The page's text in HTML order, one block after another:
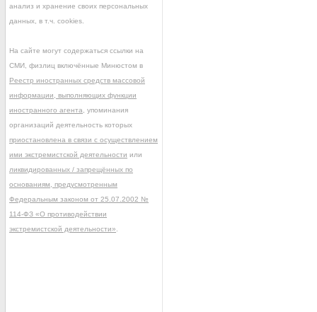
анализ и хранение своих персональных
данных, в т.ч. cookies.
На сайте могут содержаться ссылки на
СМИ, физлиц включённые Минюстом в
Реестр иностранных средств массовой
информации, выполняющих функции
иностранного агента , упоминания
организаций деятельность которых
приостановлена в связи с осуществлением
ими экстремистской деятельности или
ликвидированных / запрещённых по
основаниям, предусмотренным
Федеральным законом от 25.07.2002 №
114-ФЗ «О противодействии
экстремистской деятельности»